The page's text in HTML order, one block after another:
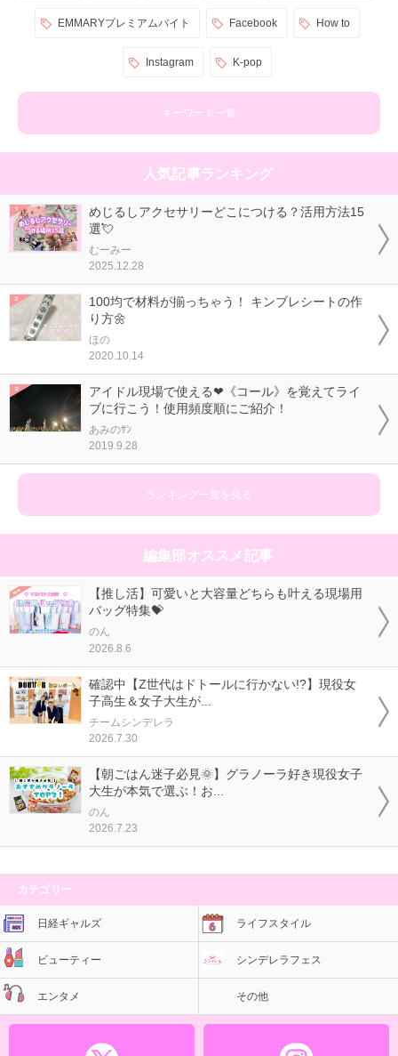
EMMARYプレミアムバイト Facebook How to
Instagram K-pop
キーワード一覧
人気記事ランキング
めじるしアクセサリーどこにつける？活用方法15
選💘
むーみー
2025.12.28
100均で材料が揃っちゃう！ キンブレシートの作
り方🌼
ほの
2020.10.14
アイドル現場で使える❤《コール》を覚えてライ
ブに行こう！使用頻度順にご紹介！
あみのｻﾝ
2019.9.28
ランキング一覧を見る
編集部オススメ記事
【推し活】可愛いと大容量どちらも叶える現場用
バッグ特集💝
のん
2026.8.6
確認中【Z世代はドトールに行かない!?】現役女
子高生＆女子大生が...
チームシンデレラ
2026.7.30
【朝ごはん迷子必見🌞】グラノーラ好き現役女子
大生が本気で選ぶ！お...
のん
2026.7.23
カテゴリー
日経ギャルズ ライフスタイル
ビューティー シンデレラフェス
エンタメ その他